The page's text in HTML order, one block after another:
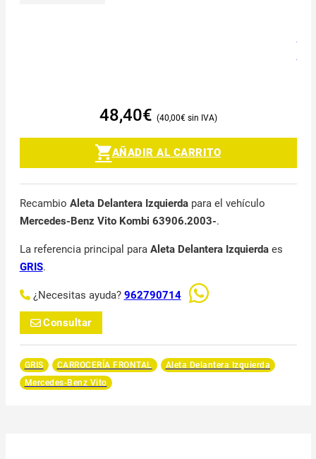
48,40€ 40,00€
AÑADIR AL CARRITO
Recambio Aleta Delantera Izquierdapara el vehículo
Mercedes-Benz Vito Kombi 63906.2003-.
La referencia principal para Aleta Delantera Izquierdaes
GRIS.
¿Necesitas ayuda? 962790714
Consultar
GRIS CARROCERÍA FRONTAL
Aleta Delantera Izquierda
Mercedes-Benz Vito